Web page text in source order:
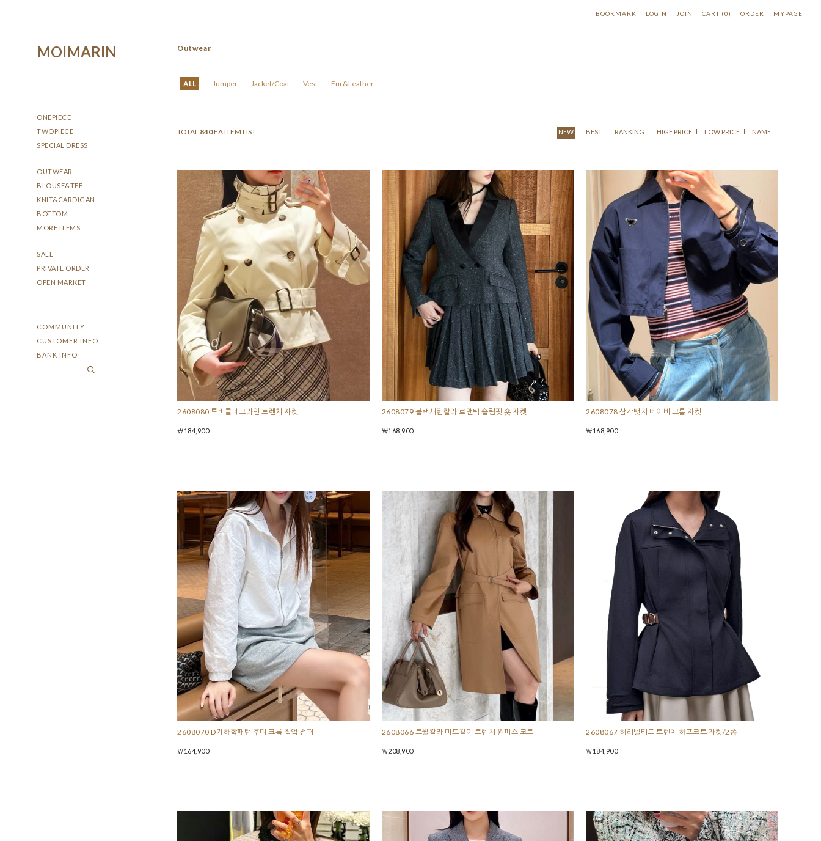
BOOKMARK LOGIN JOIN CART (0) ORDER MYPAGE
MOIMARIN
ONEPIECE
TWOPIECE
SPECIAL DRESS
OUTWEAR
BLOUSE&TEE
KNIT&CARDIGAN
BOTTOM
MORE ITEMS
SALE
PRIVATE ORDER
OPEN MARKET
COMMUNITY
CUSTOMER INFO
BANK INFO
Outwear
ALL Jumper Jacket/Coat Vest Fur&Leather
TOTAL 840EA ITEM LIST NEW BEST RANKING HIGE PRICE LOW PRICE NAME
2608080 투버클네크라인 트렌치 자켓
￦184,900
2608079 블랙새틴칼라 로맨틱 슬림핏 숏 자켓
￦168,900
2608078 삼각뱃지 네이비 크롭 자켓
￦168,900
2608070 D기하학패턴 후디 크롭 집업 점퍼
￦164,900
2608066 트윌칼라 미드길이 트렌치 원피스 코트
￦208,900
2608067 허리벨티드 트렌치 하프코트 자켓/2종
￦184,900